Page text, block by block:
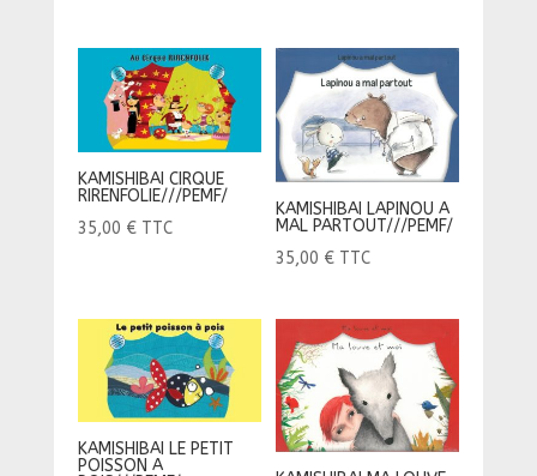
KAMISHIBAI CIRQUE
RIRENFOLIE///PEMF/
35,00 € TTC
KAMISHIBAI LAPINOU A
MAL PARTOUT///PEMF/
35,00 € TTC
KAMISHIBAI LE PETIT
POISSON A